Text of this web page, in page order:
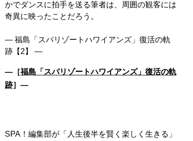
かでダンスに拍手を送る筆者は、周囲の観客には
奇異に映ったことだろう。
― 福島「スパリゾートハワイアンズ」復活の軌
―［福島「スパリゾートハワイアンズ」復活の軌
跡］―
SPA！編集部が「人生後半を賢く楽しく生きる」